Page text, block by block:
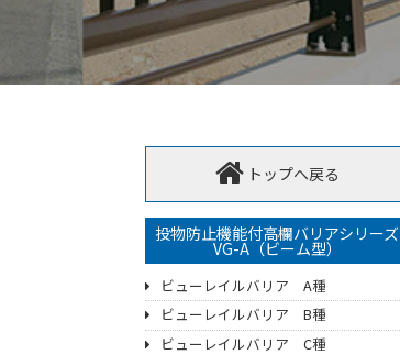
トップへ戻る
投物防止機能付高欄バリアシリーズ
VG-A（ビーム型）
ビューレイルバリア A種
ビューレイルバリア B種
ビューレイルバリア C種